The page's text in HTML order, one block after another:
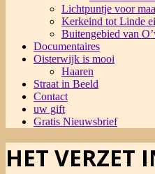
Lichtpuntje voor
Kerkeind tot Linde
Buitengebied van
Documentaires
Oisterwijk is mooi
Haaren
Straat in Beeld
Contact
uw gift
Gratis Nieuwsbrief
HET VERZET